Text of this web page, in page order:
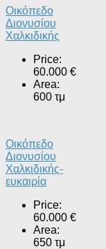
Οικόπεδο
Διονυσίου
Χαλκιδικής
Price:
60.000 €
Area:
600 τμ
Οικόπεδο
Διονυσίου
Χαλκιδικής-
ευκαιρία
Price:
60.000 €
Area:
650 τμ